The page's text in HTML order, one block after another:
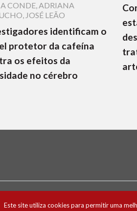
CONDE,ADRIANA
, JOSÉ LEÃO
identificam o
protetor da cafeína
os efeitos da
no cérebro
Este site utiliza cookies para permitir uma